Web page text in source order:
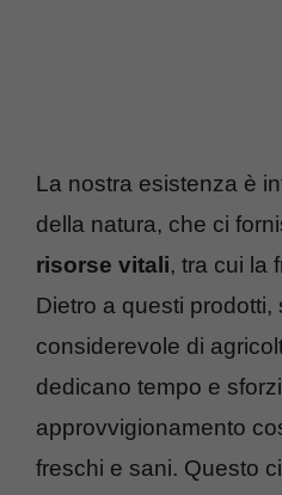
La nostra esistenza è
della natura, che ci
risorse vitali, tra cui la
Dietro a questi prodotti,
considerevole di
dedicano tempo e
approvvigionamento
freschi e sani. Questo